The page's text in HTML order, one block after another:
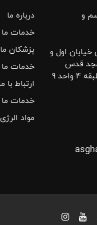
و
خیابان اول و
قدس
درباره ما
خدمات ما
پزشکان ما
خدمات ما
ارتباط با
خدمات ما
مواد